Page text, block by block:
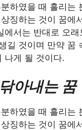
하였을 때 흘리는
징하는 것이 꿈에
에서는 반대로 오
길 것이며 만약 꿈
나게 될 것이다.
아내는 꿈
하였을 때 흘리는
징하는 것이 꿈에